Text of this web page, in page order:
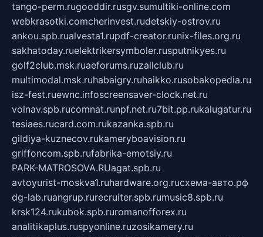
tango-perm.rugooddir.rusgv.sumultiki-online.com
webkrasotki.comcherinvest.rudetskiy-ostrov.ru
ankou.spb.rualvesta1.rupdf-creator.runix-files.org.ru
sakhatoday.ruelektrikersymboler.rusputnikyes.ru
golf2club.msk.ruaeforums.ruzallclub.ru
multimodal.msk.ruhabaigry.ruhaikko.rusobakopedia.ru
isz-fest.ruewnc.infoscreensaver-clock.net.ru
volnav.spb.rucomnat.runpf.net.ru7bit.pp.rukalugatur.ru
tesiaes.rucard.com.rukazanka.spb.ru
gildiya-kuznecov.rukameryboavision.ru
griffoncom.spb.rufabrika-emotsiy.ru
PARK-MATROSOVA.RUagat.spb.ru
avtoyurist-moskva1.ruhardware.org.ruсхема-авто.рф
dg-lab.ruangrup.rurecruiter.spb.rumusic8.spb.ru
krsk124.rukubok.spb.ruromanofforex.ru
analitikaplus.ruspyonline.ruzosikamery.ru